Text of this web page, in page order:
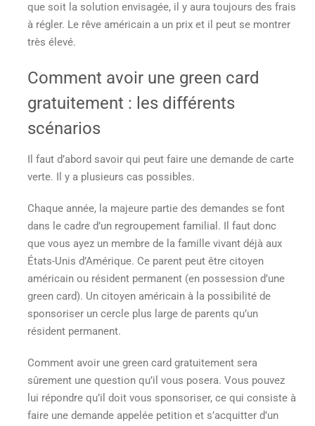
que soit la solution envisagée, il y aura toujours des frais
à régler. Le rêve américain a un prix et il peut se montrer
très élevé.
Comment avoir une green card
gratuitement : les différents
scénarios
Il faut d’abord savoir qui peut faire une demande de carte
verte. Il y a plusieurs cas possibles.
Chaque année, la majeure partie des demandes se font
dans le cadre d’un regroupement familial. Il faut donc
que vous ayez un membre de la famille vivant déjà aux
États-Unis d’Amérique. Ce parent peut être citoyen
américain ou résident permanent (en possession d’une
green card). Un citoyen américain à la possibilité de
sponsoriser un cercle plus large de parents qu’un
résident permanent.
Comment avoir une green card gratuitement sera
sûrement une question qu’il vous posera. Vous pouvez
lui répondre qu’il doit vous sponsoriser, ce qui consiste à
faire une demande appelée petition et s’acquitter d’un